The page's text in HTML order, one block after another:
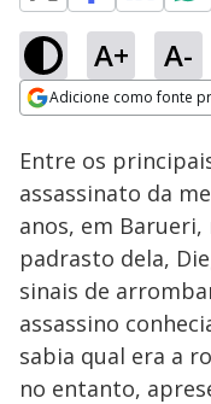
A+ A-
Adicione como fonte
Ativar
Loaded
19.84%
Entre os
assassinato da
anos, em Barueri,
padrasto dela,
sinais de
assassino
sabia qual era a
no entanto,